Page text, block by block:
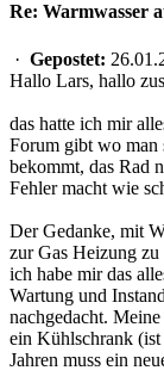
Re: Warmwasser
· Gepostet:
Hallo Lars, hallo
das hatte ich mir
Forum gibt wo man
bekommt, das Rad
Fehler macht wie
Der Gedanke, mit
zur Gas Heizung
ich habe mir das
Wartung und
nachgedacht.
ein Kühlschrank
Jahren muss ein